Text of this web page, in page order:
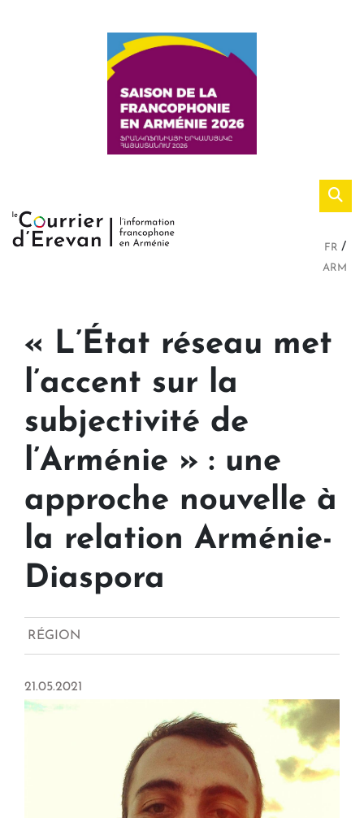
FR
ARM
« L’État réseau met
l’accent sur la
subjectivité de
l’Arménie » : une
approche nouvelle à
la relation Arménie-
Diaspora
RÉGION
21.05.2021